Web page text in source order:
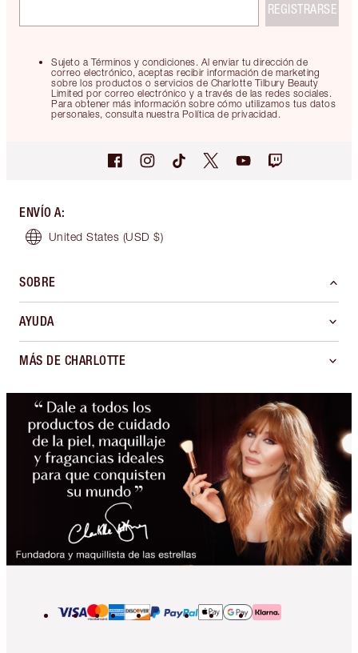
Sujeto a Términos y condiciones. Al enviar tu dirección de
correo electrónico, aceptas recibir información de marketing
sobre los productos o servicios de Charlotte Tilbury Beauty
Limited por correo electrónico y a través de las redes sociales.
Para obtener más información sobre cómo utilizamos tus datos
personales, consulta nuestra Política de privacidad.
REGISTRARSE
ENVÍO A:
United States (USD $)
SOBRE
AYUDA
MÁS DE CHARLOTTE